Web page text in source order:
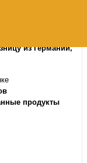
из Германии,
продукты